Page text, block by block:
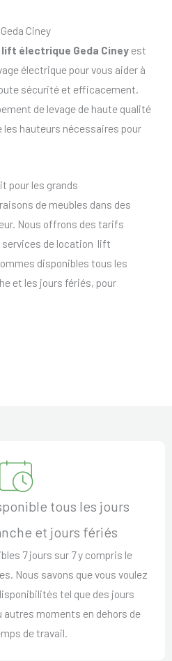
Ciney
électrique Geda Ciney est
électrique pour vous aider à
sécurité et efficacement.
de levage de haute qualité
les hauteurs nécessaires pour
pour les grands
de meubles dans des
Nous offrons des tarifs
de location lift
disponibles tous les
et les jours fériés, pour
tous les jours
et jours fériés
7 jours sur 7 y compris le
Nous savons que vous voulez
tel que des jours
autres moments en dehors de
de travail.